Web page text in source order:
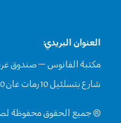
العنوان البريدي:
مكتبة الفانوس – صندوق
شارع بتسلئيل 10 رمات غان 5252110
® جميع الحقوق محفوظة